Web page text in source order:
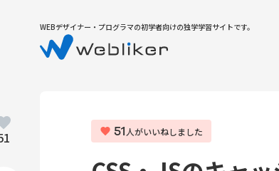
WEBデザイナー・プログラマの初学者向けの独学学習サイトです。
51 人がいいねしました